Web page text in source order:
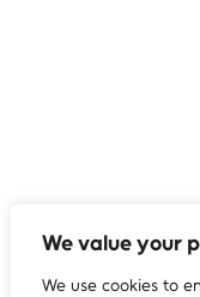
We value your
We use cookies to